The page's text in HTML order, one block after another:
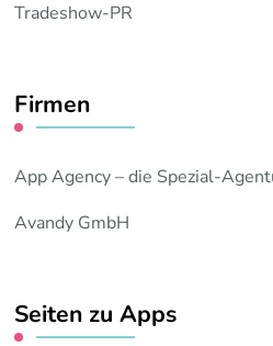
Tradeshow-PR
Firmen
App Agency – die Spezial-
Avandy GmbH
Seiten zu Apps